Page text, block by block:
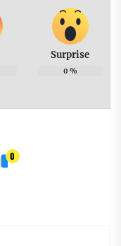
Surprise
0 %
0